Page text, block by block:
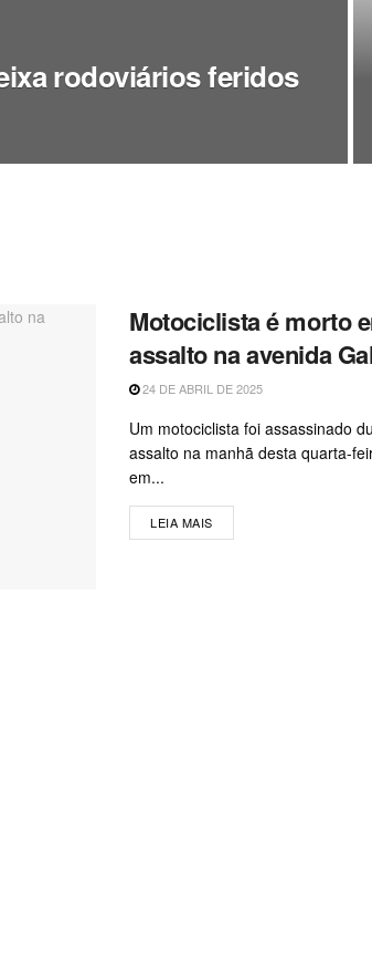
rodoviários feridos
Motociclista é morto
assalto na avenida
24 DE ABRIL DE 2025
Um motociclista foi assassinado
assalto na manhã desta quarta-
em...
LEIA MAIS